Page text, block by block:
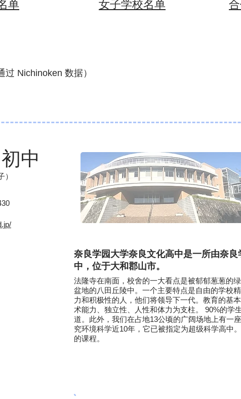
单 女子学校名单
过 Nichinoken 数据）
中
奈良学园大学奈良文化高中是一所由奈
中，位于大和郡山市。
法隆寺在南面，校舍的一大看点是被郁郁葱葱的
盆地的八田丘陵中。一个主要特点是自由的学校
力和积极性的人，他们将领导下一代。教育的基
术能力、独立性、人性和体力为支柱。 90%的学
道。此外，我们在占地13公顷的广阔场地上有一
究环境科学近10年，它已被指定为超级科学高中
的课程。